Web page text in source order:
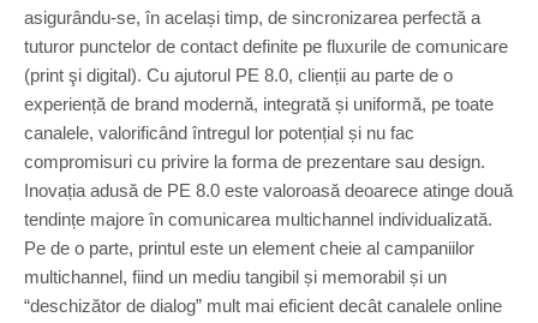
asigurându-se, în același timp, de sincronizarea perfectă a
tuturor punctelor de contact definite pe fluxurile de comunicare
(print şi digital). Cu ajutorul PE 8.0, clienții au parte de o
experiență de brand modernă, integrată și uniformă, pe toate
canalele, valorificând întregul lor potențial și nu fac
compromisuri cu privire la forma de prezentare sau design.
Inovația adusă de PE 8.0 este valoroasă deoarece atinge două
tendințe majore în comunicarea multichannel individualizată.
Pe de o parte, printul este un element cheie al campaniilor
multichannel, fiind un mediu tangibil și memorabil și un
“deschizător de dialog” mult mai eficient decât canalele online